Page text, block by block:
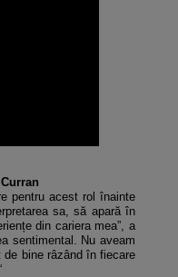
pentru acest rol înainte
sa, să apară în
din cariera mea”, a
sentimental. Nu aveam
bine râzând în fiecare